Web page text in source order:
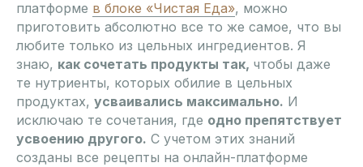
платформе в блоке «Чистая Еда», можно
приготовить абсолютно все то же самое, что вы
любите только из цельных ингредиентов. Я
знаю, как сочетать продукты так, чтобы даже
те нутриенты, которых обилие в цельных
продуктах, усваивались максимально. И
исключаю те сочетания, где одно препятствует
усвоению другого. С учетом этих знаний
созданы все рецепты на онлайн-платформе